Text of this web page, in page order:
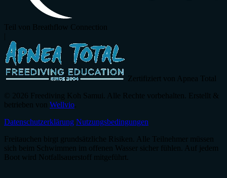
Teil von Breathflow Connection
Zertifiziert von Apnea Total
© 2026 Freediving Koh Samui. Alle Rechte vorbehalten. Erstellt &
betrieben von Wellvio
Datenschutzerklärung Nutzungsbedingungen
Freitauchen birgt grundsätzliche Risiken. Alle Teilnehmer müssen
sich beim Schwimmen im offenen Wasser sicher fühlen. Auf jedem
Boot wird Notfallsauerstoff mitgeführt.